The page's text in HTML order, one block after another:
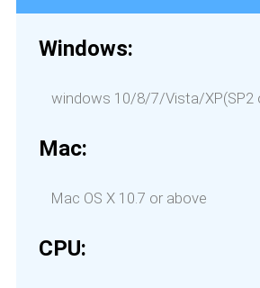
Windows:
windows 10/8/7/Vista/XP(SP2
Mac:
Mac OS X 10.7 or above
CPU: